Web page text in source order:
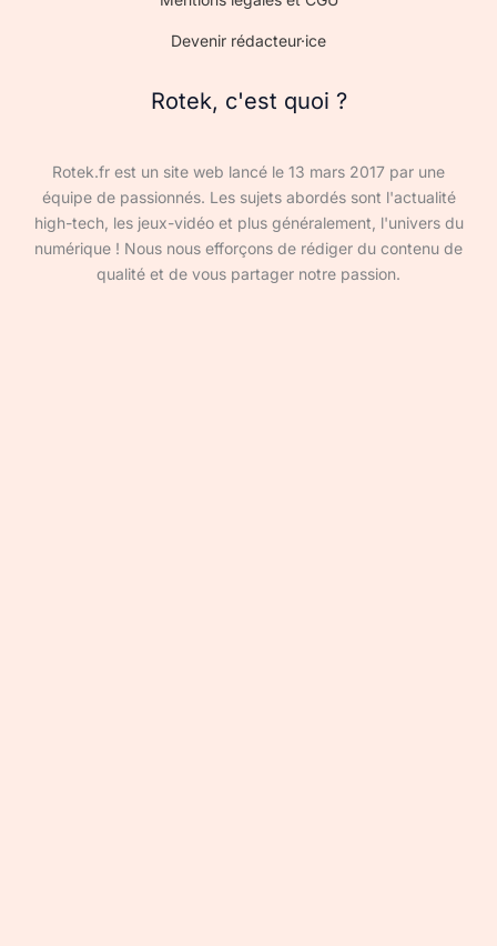
Devenir rédacteur·ice
Rotek, c'est quoi ?
Rotek.fr est un site web lancé le 13 mars 2017 par une
équipe de passionnés. Les sujets abordés sont l'actualité
high-tech, les jeux-vidéo et plus généralement, l'univers du
numérique ! Nous nous efforçons de rédiger du contenu de
qualité et de vous partager notre passion.